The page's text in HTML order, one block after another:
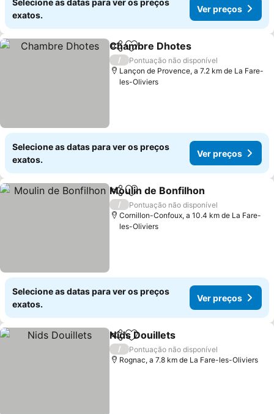
Selecione as datas para ver os preços
exatos.
Ver preços
PartilharAdicionar aos favoritos
Chambre Dhotes
/
Pontuação não disponível
Lançon de Provence, a 7.2 km de La Fare-
les-Oliviers
Selecione as datas para ver os preços
exatos.
Ver preços
PartilharAdicionar aos favoritos
Moulin de Bonfilhon
/
Pontuação não disponível
Cornillon-Confoux, a 10.4 km de La Fare-
les-Oliviers
Selecione as datas para ver os preços
exatos.
Ver preços
PartilharAdicionar aos favoritos
Nids Douillets
/
Pontuação não disponível
Rognac, a 7.8 km de La Fare-les-Oliviers